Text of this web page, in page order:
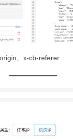
、x-cb-referer